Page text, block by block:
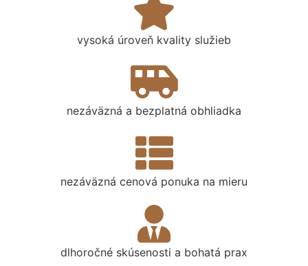
vysoká úroveň kvality služieb
nezáväzná a bezplatná obhliadka
nezáväzná cenová ponuka na mieru
dlhoročné skúsenosti a bohatá prax